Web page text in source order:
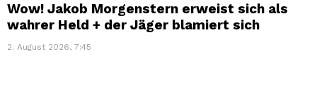
Wow! Jakob Morgenstern erweist sich als
wahrer Held + der Jäger blamiert sich
2. August 2026, 7:45